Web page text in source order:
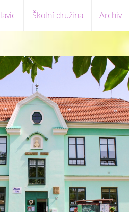
Školní družina Archiv